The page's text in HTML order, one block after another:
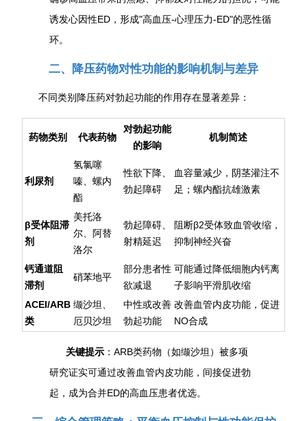
诱发心因性ED，形成"高血压-心理压力-ED"的恶性循
环。
二、降压药物对性功能的影响机制与差异
不同类别降压药对勃起功能的作用存在显著差异：
药物类别 代表药物
对勃起功能
的影响
机制简述
利尿剂
氢氯噻
嗪、螺内
酯
性欲下降、
勃起障碍
血容量减少，阴茎灌注不
足；螺内酯抗雄激素
β受体阻滞
剂
美托洛
尔、阿替
洛尔
勃起障碍、
射精延迟
阻断β2受体致血管收缩，
抑制神经兴奋
钙通道阻
滞剂
硝苯地平
部分患者性
欲减退
可能通过降低细胞内钙离
子影响平滑肌收缩
ACEI/ARB
类
缬沙坦、
厄贝沙坦
中性或改善
勃起功能
改善血管内皮功能，促进
NO合成
关键提示 ：ARB类药物（如缬沙坦）被多项
研究证实可通过改善血管内皮功能，间接促进勃
起，成为合并ED的高血压患者优选。